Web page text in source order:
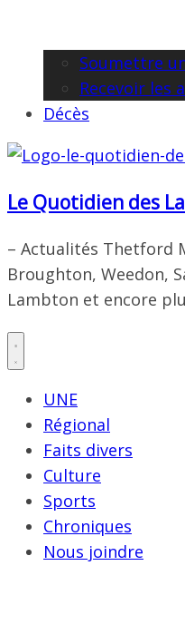
Soumettre
Recevoir les
Décès
Le Quotidien des
– Actualités Thetford
Broughton, Weedon,
Lambton et encore
UNE
Régional
Faits divers
Culture
Sports
Chroniques
Nous joindre